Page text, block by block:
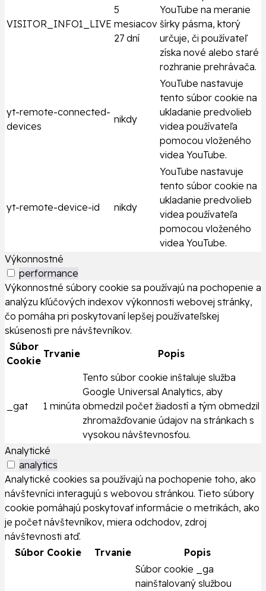
VISITOR_INFO1_LIVE
5
mesiacov
27 dní
YouTube na meranie
šírky pásma, ktorý
určuje, či používateľ
získa nové alebo staré
rozhranie prehrávača.
yt-remote-connected-
devices
nikdy
YouTube nastavuje
tento súbor cookie na
ukladanie predvolieb
videa používateľa
pomocou vloženého
videa YouTube.
yt-remote-device-id nikdy
YouTube nastavuje
tento súbor cookie na
ukladanie predvolieb
videa používateľa
pomocou vloženého
videa YouTube.
Výkonnostné
performance
Výkonnostné súbory cookie sa používajú na pochopenie a
analýzu kľúčových indexov výkonnosti webovej stránky,
čo pomáha pri poskytovaní lepšej používateľskej
skúsenosti pre návštevníkov.
Súbor
Cookie
Trvanie Popis
_gat 1 minúta
Tento súbor cookie inštaluje služba
Google Universal Analytics, aby
obmedzil počet žiadostí a tým obmedzil
zhromažďovanie údajov na stránkach s
vysokou návštevnosťou.
Analytické
analytics
Analytické cookies sa používajú na pochopenie toho, ako
návštevníci interagujú s webovou stránkou. Tieto súbory
cookie pomáhajú poskytovať informácie o metrikách, ako
je počet návštevníkov, miera odchodov, zdroj
návštevnosti atď.
Súbor Cookie
Trvanie Popis
Súbor cookie _ga
nainštalovaný službou